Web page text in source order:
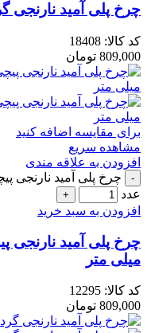
چرخ پلی آمید نارنجی گردان
کد کالا: 18408
809,000 تومان
برای مقایسه اضافه کنید
مشاهده سریع
افزودن به علاقه مندی
عدد
افزودن به سبد خرید
میلی متر
کد کالا: 12295
809,000 تومان